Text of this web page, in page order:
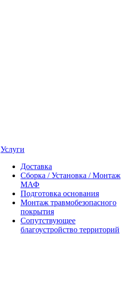
Услуги
Доставка
Сборка / Установка / Монтаж
МАФ
Подготовка основания
Монтаж травмобезопасного
покрытия
Сопутствующее
благоустройство территорий